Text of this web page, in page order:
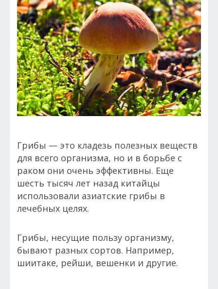
Грибы — это кладезь полезных веществ
для всего организма, но и в борьбе с
раком они очень эффективны. Еще
шесть тысяч лет назад китайцы
использовали азиатские грибы в
лечебных целях.
Грибы, несущие пользу организму,
бывают разных сортов. Например,
шиитаке, рейши, вешенки и другие.